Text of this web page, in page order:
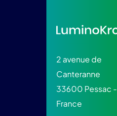
2 avenue de
Canteranne
33600 Pessac -
France